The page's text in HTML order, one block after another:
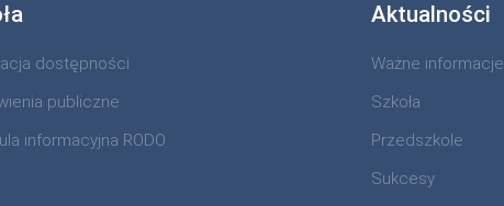
dostępności
publiczne
informacyjna RODO
Aktualności
Ważne informacje
Szkoła
Przedszkole
Sukcesy